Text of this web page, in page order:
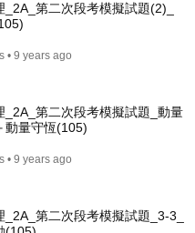
New Exit Regulations
_2A_第二次段考模擬試題(2)_
• 9 years ago
_2A_第二次段考模擬試題_動量
動量守恆(105)
• 9 years ago
_2A_第二次段考模擬試題_3-3_